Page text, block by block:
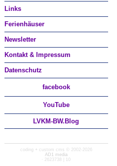
Links
Ferienhäuser
Newsletter
Kontakt & Impressum
Datenschutz
facebook
YouTube
LVKM-BW.Blog
coding + custom cms © 2002-2026
AD1 media
· 2623738 | 10